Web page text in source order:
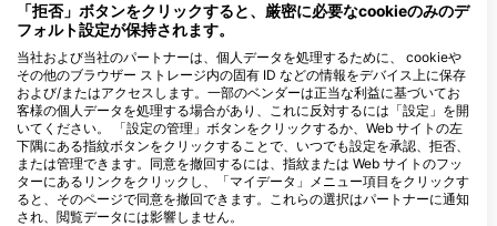
このダイビングサイトに対応するダイビン
グセンター
Centrum Nurkowe Scuba
Elite
Balicka 18, 33-332 Kraków, ポーラ
ンド
SEATREASURE
KOLOBRZESKA 16/1, 30-406
KRAKOW, ポーランド
「拒否」ボタンをクリックすると、厳密に必要なcookieのみのデ
フォルト設定が保持されます。
当社および当社のパートナーは、個人データを処理するために、 cookieや
その他のブラウザー ストレージ内の固有 ID などの情報をデバイス上に保存
および/またはアクセスします。一部のベンダーは正当な利益に基づいてお
客様の個人データを処理する場合があり、これに反対するには「設定」を開
いてください。 「設定の管理」ボタンをクリックするか、Web サイトの左
下隅にある指紋ボタンをクリックすることで、いつでも設定を承認、拒否、
または管理できます。同意を撤回するには、指紋または Web サイトのフッ
ターにあるリンクをクリックし、「マイデータ」メニュー項目をクリックす
ると、そのページで同意を撤回できます。これらの選択はパートナーに通知
され、閲覧データには影響しません。